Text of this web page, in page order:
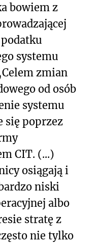
bowiem z
systemu
zmian
od osób
systemu
się poprzez
CIT. (...)
osiągają i
niski
albo
stratę z
nie tylko